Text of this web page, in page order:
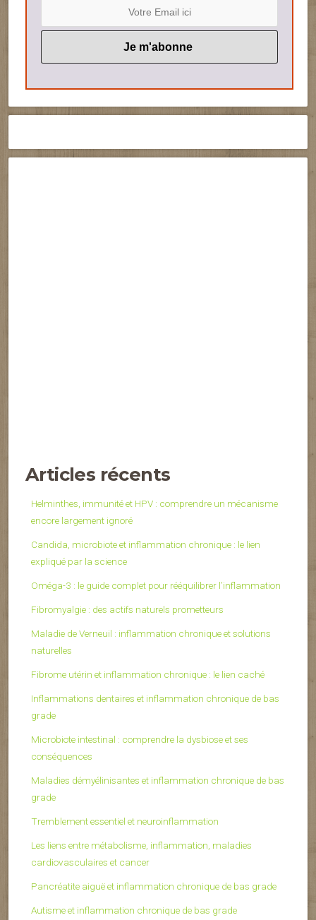
Articles récents
Helminthes, immunité et HPV : comprendre un mécanisme
encore largement ignoré
Candida, microbiote et inflammation chronique : le lien
expliqué par la science
Oméga-3 : le guide complet pour rééquilibrer l’inflammation
Fibromyalgie : des actifs naturels prometteurs
Maladie de Verneuil : inflammation chronique et solutions
naturelles
Fibrome utérin et inflammation chronique : le lien caché
Inflammations dentaires et inflammation chronique de bas
grade
Microbiote intestinal : comprendre la dysbiose et ses
conséquences
Maladies démyélinisantes et inflammation chronique de bas
grade
Tremblement essentiel et neuroinflammation
Les liens entre métabolisme, inflammation, maladies
cardiovasculaires et cancer
Pancréatite aiguë et inflammation chronique de bas grade
Autisme et inflammation chronique de bas grade